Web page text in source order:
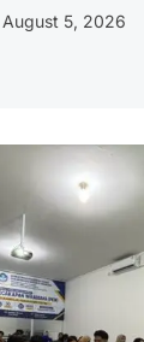
August 5, 2026